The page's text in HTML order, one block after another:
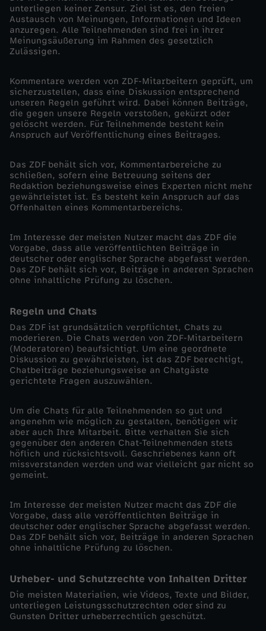
unterliegen keiner Zensur. Ziel ist es, den freien
Austausch von Meinungen, Informationen und Ideen
anzuregen. Alle Teilnehmenden sind frei in ihrer
Meinungsäußerung im Rahmen des gesetzlich
Zulässigen.
Kommentare werden von ZDF-Mitarbeitern geprüft, um
sicherzustellen, dass eine Diskussion entsprechend
unseren Regeln geführt wird. Dabei können Beiträge,
die gegen unsere Regeln verstoßen, gekürzt oder
gelöscht werden. Für Teilnehmende besteht kein
Anspruch auf Veröffentlichung eines Beitrages.
Das ZDF behält sich vor, Kommentarbereiche zu
schließen, sofern eine Betreuung seitens der
Redaktion beziehungsweise eines Experten nicht mehr
gewährleistet ist. Es besteht kein Anspruch auf das
Offenhalten eines Kommentarbereichs.
Im Interesse der meisten Nutzer macht das ZDF die
Vorgabe, dass alle veröffentlichten Beiträge in
deutscher oder englischer Sprache abgefasst werden.
Das ZDF behält sich vor, Beiträge in anderen Sprachen
ohne inhaltliche Prüfung zu löschen.
Regeln und Chats
Das ZDF ist grundsätzlich verpflichtet, Chats zu
moderieren. Die Chats werden von ZDF-Mitarbeitern
(Moderatoren) beaufsichtigt. Um eine geordnete
Diskussion zu gewährleisten, ist das ZDF berechtigt,
Chatbeiträge beziehungsweise an Chatgäste
gerichtete Fragen auszuwählen.
Um die Chats für alle Teilnehmenden so gut und
angenehm wie möglich zu gestalten, benötigen wir
aber auch Ihre Mitarbeit. Bitte verhalten Sie sich
gegenüber den anderen Chat-Teilnehmenden stets
höflich und rücksichtsvoll. Geschriebenes kann oft
missverstanden werden und war vielleicht gar nicht so
gemeint.
Im Interesse der meisten Nutzer macht das ZDF die
Vorgabe, dass alle veröffentlichten Beiträge in
deutscher oder englischer Sprache abgefasst werden.
Das ZDF behält sich vor, Beiträge in anderen Sprachen
ohne inhaltliche Prüfung zu löschen.
Urheber- und Schutzrechte von Inhalten Dritter
Die meisten Materialien, wie Videos, Texte und Bilder,
unterliegen Leistungsschutzrechten oder sind zu
Gunsten Dritter urheberrechtlich geschützt.